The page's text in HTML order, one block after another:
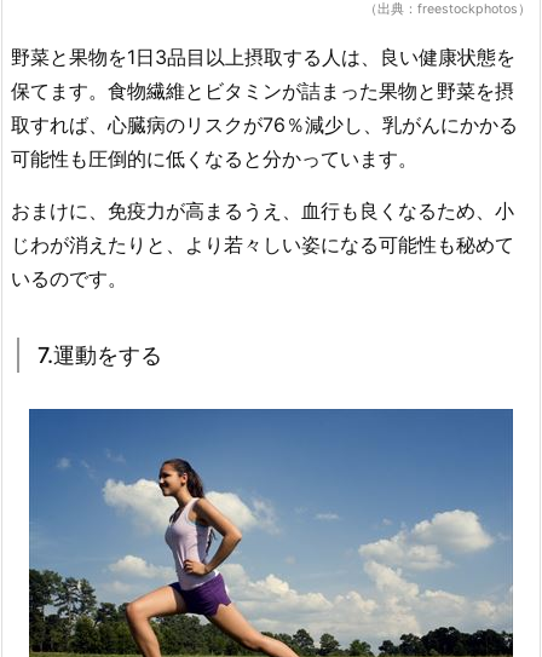
（出典：freestockphotos）
野菜と果物を1日3品目以上摂取する人は、良い健康状態を
保てます。食物繊維とビタミンが詰まった果物と野菜を摂
取すれば、心臓病のリスクが76％減少し、乳がんにかかる
可能性も圧倒的に低くなると分かっています。
おまけに、免疫力が高まるうえ、血行も良くなるため、小
じわが消えたりと、より若々しい姿になる可能性も秘めて
いるのです。
7.運動をする